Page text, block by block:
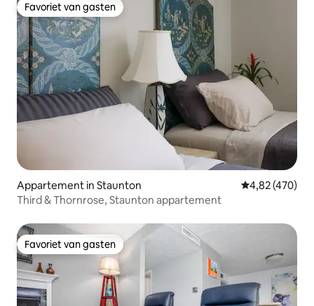
Favoriet van gasten
Favoriet van gasten
Appartement in Staunton Gemiddelde
4,82 (470)
Third & Thornrose, Staunton appartement
Favoriet van gasten
Favoriet van gasten